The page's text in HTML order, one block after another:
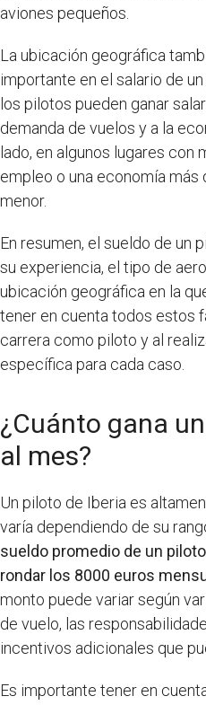
aviones pequeños.
La ubicación geográfica
importante en el salario de un
los pilotos pueden ganar
demanda de vuelos y a la
lado, en algunos lugares con
empleo o una economía más
menor.
En resumen, el sueldo de un
su experiencia, el tipo de
ubicación geográfica en la
tener en cuenta todos estos
carrera como piloto y al
específica para cada caso.
¿Cuánto gana
al mes?
Un piloto de Iberia es
varía dependiendo de su
sueldo promedio de un
rondar los 8000 euros
monto puede variar según
de vuelo, las
incentivos adicionales que
Es importante tener en